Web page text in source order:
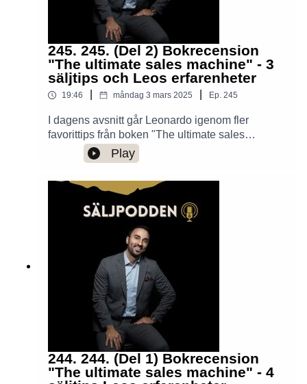
245. 245. (Del 2) Bokrecension
"The ultimate sales machine" - 3
säljtips och Leos erfarenheter
19:46 måndag 3 mars 2025 Ep. 245
I dagens avsnitt går Leonardo igenom fler
favorittips från boken "The ultimate sales
machine" av Chet Holmes och egna erfarenheter
kopplade till tipsen.Han pratar bl.a.
hur du kan bearbeta dem.Kunskapsbaserad
försäljning - Hur du ger kunden insikter som bl.a.
leder till högre hit rate.Effektiv kunduppföljning -
Hur du kan agera i dina säljprocesser för att göra
kunden mer investerad och öka chansen att de
köper.Trevlig lyssning!
Play
244. 244. (Del 1) Bokrecension
"The ultimate sales machine" - 4